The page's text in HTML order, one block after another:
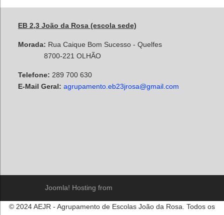
EB 2,3 João da Rosa (escola sede)
Morada: Rua Caique Bom Sucesso - Quelfes
8700-221 OLHÃO
Telefone: 289 700 630
E-Mail Geral: agrupamento.eb23jrosa@gmail.com
Joomla! Hosting from
© 2024 AEJR - Agrupamento de Escolas João da Rosa. Todos os